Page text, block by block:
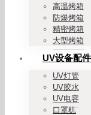
高温烤箱
防爆烤箱
精密烤箱
大型烤箱
UV设备配件
UV灯管
UV胶水
UV电容
口罩机